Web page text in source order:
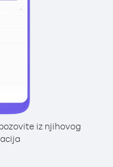
iz njihovog